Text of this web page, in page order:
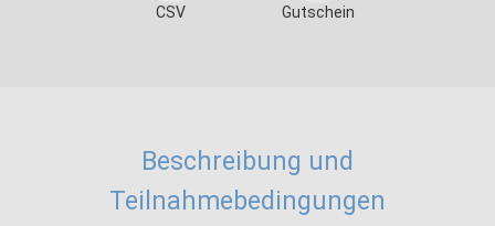
CSV Gutschein
Beschreibung und
Teilnahmebedingungen